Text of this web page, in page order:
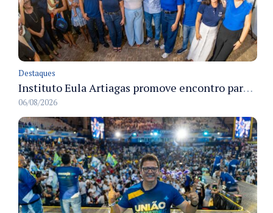
Destaques
Instituto Eula Artiagas promove encontro para discutir melhorias para o bairro Petrópolis
06/08/2026